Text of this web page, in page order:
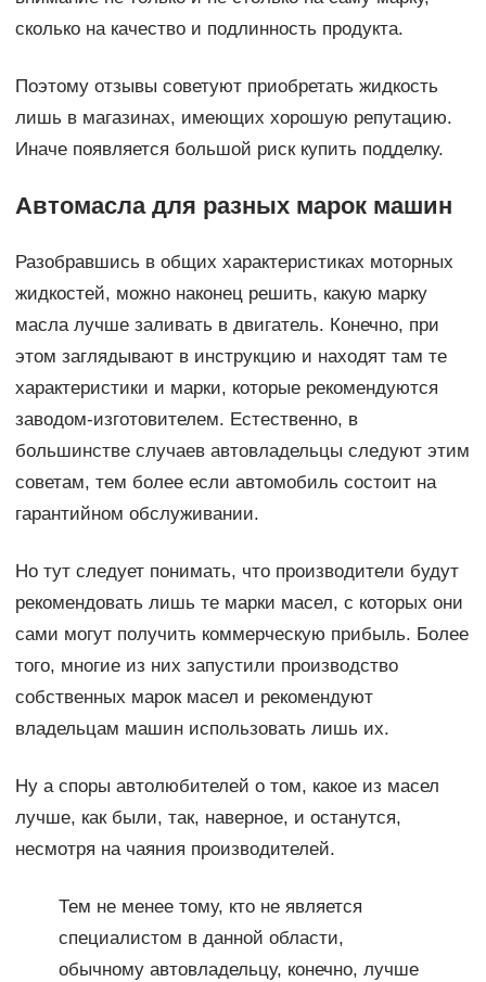
сколько на качество и подлинность продукта.
Поэтому отзывы советуют приобретать жидкость
лишь в магазинах, имеющих хорошую репутацию.
Иначе появляется большой риск купить подделку.
Автомасла для разных марок машин
Разобравшись в общих характеристиках моторных
жидкостей, можно наконец решить, какую марку
масла лучше заливать в двигатель. Конечно, при
этом заглядывают в инструкцию и находят там те
характеристики и марки, которые рекомендуются
заводом-изготовителем. Естественно, в
большинстве случаев автовладельцы следуют этим
советам, тем более если автомобиль состоит на
гарантийном обслуживании.
Но тут следует понимать, что производители будут
рекомендовать лишь те марки масел, с которых они
сами могут получить коммерческую прибыль. Более
того, многие из них запустили производство
собственных марок масел и рекомендуют
владельцам машин использовать лишь их.
Ну а споры автолюбителей о том, какое из масел
лучше, как были, так, наверное, и останутся,
несмотря на чаяния производителей.
Тем не менее тому, кто не является
специалистом в данной области,
обычному автовладельцу, конечно, лучше